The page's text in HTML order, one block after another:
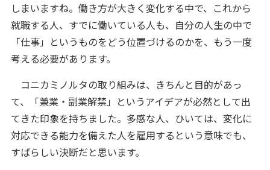
しまいますね。働き方が大きく変化する中で、これから
就職する人、すでに働いている人も、自分の人生の中で
「仕事」というものをどう位置づけるのかを、もう一度
考える必要があります。
コニカミノルタの取り組みは、きちんと目的があっ
て、「兼業・副業解禁」というアイデアが必然として出
てきた印象を持ちました。多感な人、ひいては、変化に
対応できる能力を備えた人を雇用するという意味でも、
すばらしい決断だと思います。